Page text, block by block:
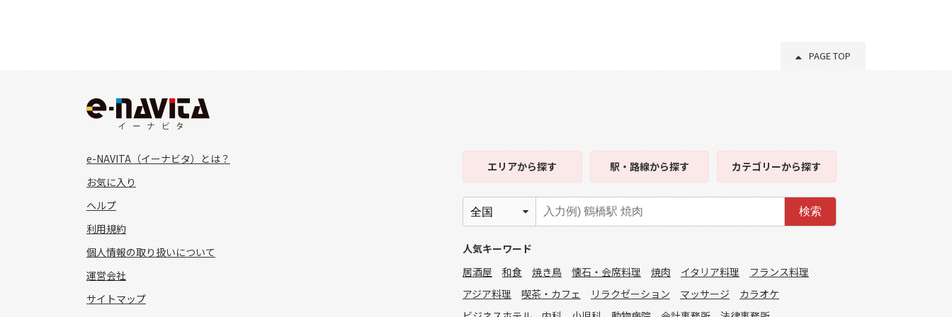
PAGE TOP
e-NAVITA（イーナビタ）とは？
お気に入り
ヘルプ
利用規約
個人情報の取り扱いについて
運営会社
サイトマップ
エリアから探す 駅・路線から探す カテゴリーから探す
検索
人気キーワード
居酒屋
和食 焼き鳥 懐石・会席料理 焼肉 イタリア料理
フランス料理
アジア料理
喫茶・カフェ リラクゼーション マッサージ
カラオケ